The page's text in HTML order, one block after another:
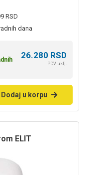
RSD
dana
26.280 RSD
PDV uklj.
Dodaj u korpu
ELIT